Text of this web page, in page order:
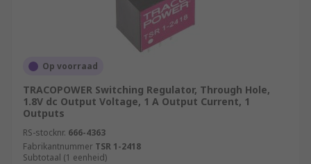
Op voorraad
TRACOPOWER Switching Regulator, Through Hole,
1.8V dc Output Voltage, 1 A Output Current, 1
Outputs
RS-stocknr. 666-4363
Fabrikantnummer TSR 1-2418
Subtotaal (1 eenheid)